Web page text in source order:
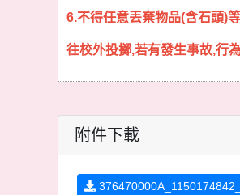
6.不得任意丟棄物品(含石頭)
往校外投擲,若有發生事故,行
附件下載